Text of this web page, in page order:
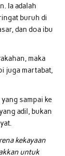
Ia adalah
buruh di
dan doa ibu
maka
juga martabat,
sampai ke
adil, bukan
kekayaan
untuk